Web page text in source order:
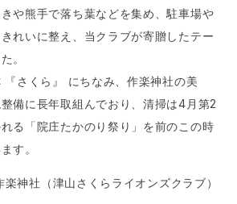
や熊手で落ち葉などを集め、駐車場や
れいに整え、当クラブが寄贈したテー
。
さくら』 にちなみ、作楽神社の美
備に長年取組んでおり、清掃は4月第2
る「院庄たかのり祭り」を前のこの時
す。
神社（津山さくらライオンズクラブ）